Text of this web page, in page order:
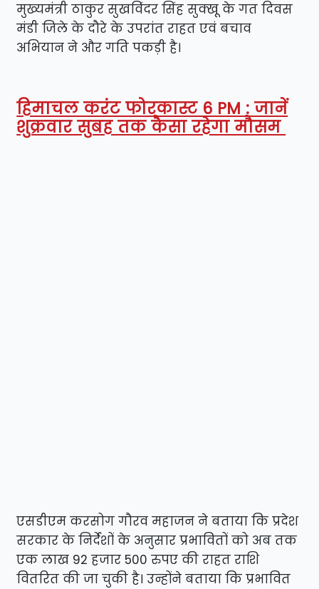
मुख्यमंत्री ठाकुर सुखविंदर सिंह सुक्खू के गत दिवस
मंडी जिले के दौरे के उपरांत राहत एवं बचाव
अभियान ने और गति पकड़ी है।
हिमाचल करंट फोरकास्ट 6 PM : जानें
शुक्रवार सुबह तक कैसा रहेगा मौसम
एसडीएम करसोग गौरव महाजन ने बताया कि प्रदेश
सरकार के निर्देशों के अनुसार प्रभावितों को अब तक
एक लाख 92 हजार 500 रुपए की राहत राशि
वितरित की जा चुकी है। उन्होंने बताया कि प्रभावित